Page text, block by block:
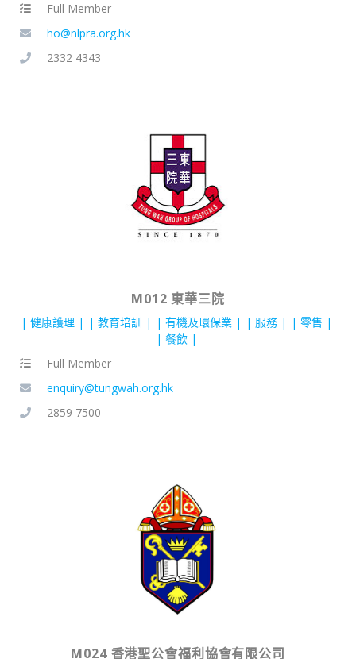
Full Member
ho@nlpra.org.hk
2332 4343
M012 東華三院
健康護理 教育培訓 有機及環保業 服務
零售
餐飲
Full Member
enquiry@tungwah.org.hk
2859 7500
M024 香港聖公會福利協會有限公司